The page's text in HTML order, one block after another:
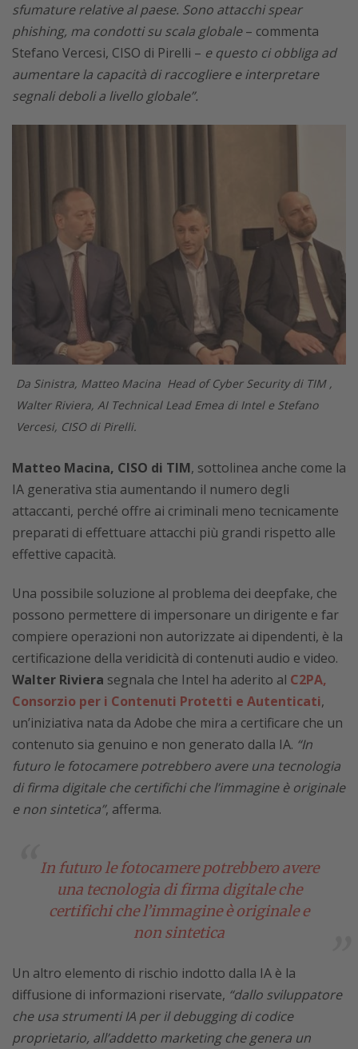
sfumature relative al paese. Sono attacchi spear
phishing, ma condotti su scala globale– commenta
Stefano Vercesi, CISO di Pirelli – e questo ci obbliga ad
aumentare la capacità di raccogliere e interpretare
segnali deboli a livello globale”.
Da Sinistra, Matteo Macina Head of Cyber Security di TIM ,
Walter Riviera, AI Technical Lead Emea di Intel e Stefano
Vercesi, CISO di Pirelli.
Matteo Macina, CISO di TIM, sottolinea anche come la
IA generativa stia aumentando il numero degli
attaccanti, perché offre ai criminali meno tecnicamente
preparati di effettuare attacchi più grandi rispetto alle
effettive capacità.
Una possibile soluzione al problema dei deepfake, che
possono permettere di impersonare un dirigente e far
compiere operazioni non autorizzate ai dipendenti, è la
certificazione della veridicità di contenuti audio e video.
Walter Riviera segnala che Intel ha aderito al C2PA,
Consorzio per i Contenuti Protetti e Autenticati,
un’iniziativa nata da Adobe che mira a certificare che un
contenuto sia genuino e non generato dalla IA. “In
futuro le fotocamere potrebbero avere una tecnologia
di firma digitale che certifichi che l’immagine è originale
e non sintetica”, afferma.
In futuro le fotocamere potrebbero avere
una tecnologia di firma digitale che
certifichi che l’immagine è originale e
non sintetica
Un altro elemento di rischio indotto dalla IA è la
diffusione di informazioni riservate, “dallo sviluppatore
che usa strumenti IA per il debugging di codice
proprietario, all’addetto marketing che genera un